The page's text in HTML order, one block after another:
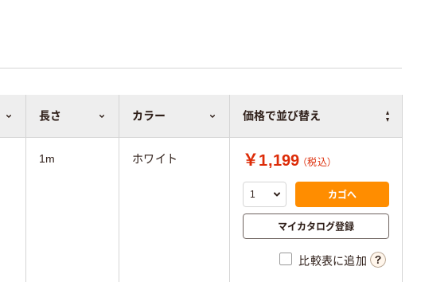
長さ カラー 価格で並び替え
1m ホワイト ￥1,199 （税込）
カゴへ
マイカタログ登録
比較表に追加